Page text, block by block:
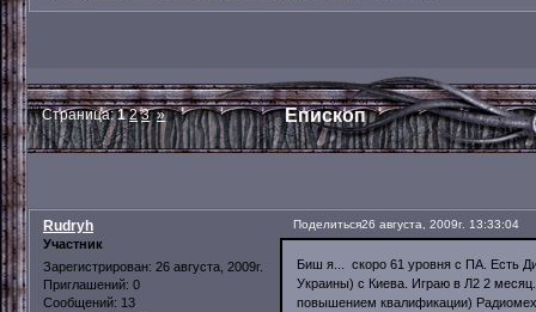
Епископ
Страница:1 2 3 »
Поделиться26 августа, 2009г. 13:33:04
Rudryh
Участник
Зарегистрирован: 26 августа, 2009г.
Приглашений: 0
Сообщений: 13
Биш я... скоро 61 уровня с ПА. Есть
Украины) с Киева. Играю в Л2 2
повышением квалификации)